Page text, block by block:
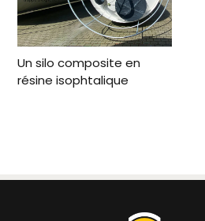
Un silo composite en
résine isophtalique